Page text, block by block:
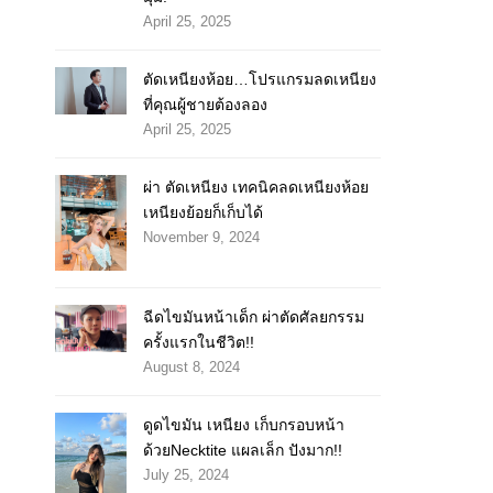
April 25, 2025
ตัดเหนียงห้อย…โปรแกรมลดเหนียง
ที่คุณผู้ชายต้องลอง
April 25, 2025
ผ่า ตัดเหนียง เทคนิคลดเหนียงห้อย
เหนียงย้อยก็เก็บได้
November 9, 2024
ฉีดไขมันหน้าเด็ก ผ่าตัดศัลยกรรม
ครั้งแรกในชีวิต!!
August 8, 2024
ดูดไขมัน เหนียง เก็บกรอบหน้า
ด้วยNecktite แผลเล็ก ปังมาก!!
July 25, 2024